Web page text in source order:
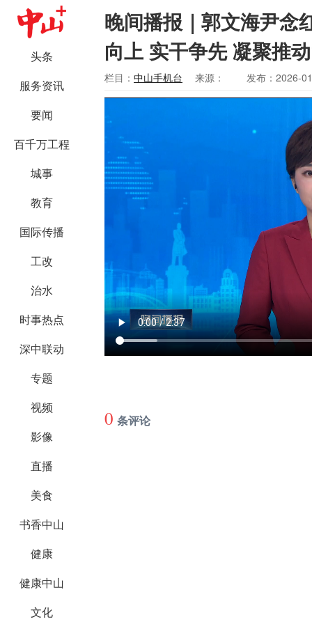
头条
服务资讯
要闻
百千万工程
城事
教育
国际传播
工改
治水
时事热点
深中联动
专题
视频
影像
直播
美食
书香中山
健康
健康中山
文化
晚间播报｜郭文海尹念
向上 实干争先 凝聚推
栏目： 中山手机台 来源： 发布：2026-
0 条评论